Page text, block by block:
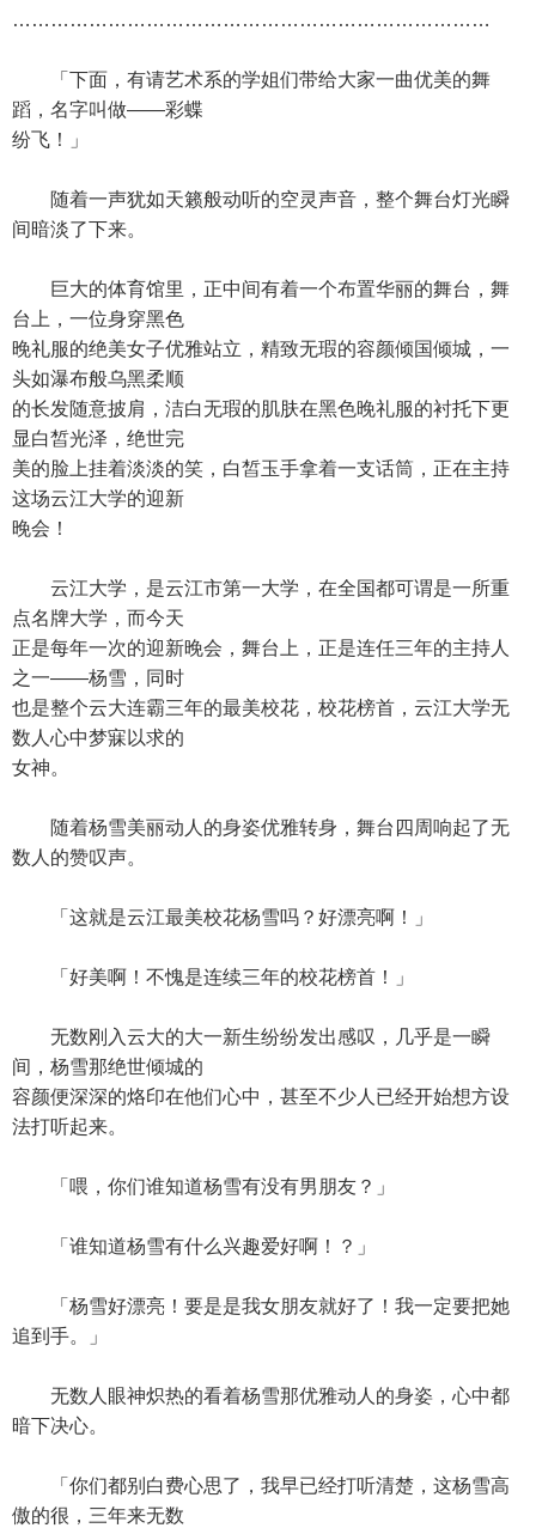
…………………………………………………………………
「下面，有请艺术系的学姐们带给大家一曲优美的舞
蹈，名字叫做——彩蝶
纷飞！」
随着一声犹如天籁般动听的空灵声音，整个舞台灯光瞬
间暗淡了下来。
巨大的体育馆里，正中间有着一个布置华丽的舞台，舞
台上，一位身穿黑色
晚礼服的绝美女子优雅站立，精致无瑕的容颜倾国倾城，一
头如瀑布般乌黑柔顺
的长发随意披肩，洁白无瑕的肌肤在黑色晚礼服的衬托下更
显白皙光泽，绝世完
美的脸上挂着淡淡的笑，白皙玉手拿着一支话筒，正在主持
这场云江大学的迎新
晚会！
云江大学，是云江市第一大学，在全国都可谓是一所重
点名牌大学，而今天
正是每年一次的迎新晚会，舞台上，正是连任三年的主持人
之一——杨雪，同时
也是整个云大连霸三年的最美校花，校花榜首，云江大学无
数人心中梦寐以求的
女神。
随着杨雪美丽动人的身姿优雅转身，舞台四周响起了无
数人的赞叹声。
「这就是云江最美校花杨雪吗？好漂亮啊！」
「好美啊！不愧是连续三年的校花榜首！」
无数刚入云大的大一新生纷纷发出感叹，几乎是一瞬
间，杨雪那绝世倾城的
容颜便深深的烙印在他们心中，甚至不少人已经开始想方设
法打听起来。
「喂，你们谁知道杨雪有没有男朋友？」
「谁知道杨雪有什么兴趣爱好啊！？」
「杨雪好漂亮！要是是我女朋友就好了！我一定要把她
追到手。」
无数人眼神炽热的看着杨雪那优雅动人的身姿，心中都
暗下决心。
「你们都别白费心思了，我早已经打听清楚，这杨雪高
傲的很，三年来无数